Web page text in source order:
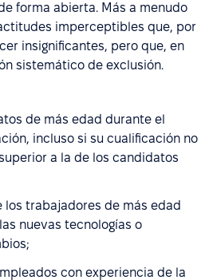
forma abierta. Más a menudo
imperceptibles que, por
insignificantes, pero que, en
sistemático de exclusión.
de más edad durante el
incluso si su cualificación no
a la de los candidatos
los trabajadores de más edad
nuevas tecnologías o
con experiencia de la